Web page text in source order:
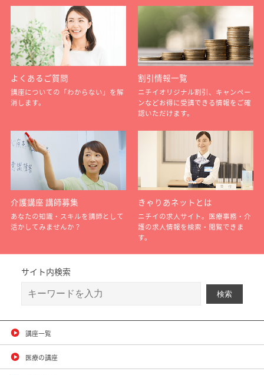
よくあるご質問
講座についての「わからない」を解
消します。
割引情報一覧
ニチイオリジナル割引、キャンペー
ンなどお得に受講できる情報をご確
認いただけます。
介護講座 講師募集
あなたの知識・スキルを講師として
活かしてみませんか？
きゃりあネットとは
ニチイの求人サイト。医療事務・介
護の求人情報を検索・閲覧できま
す。
サイト内検索
講座一覧
医療の講座